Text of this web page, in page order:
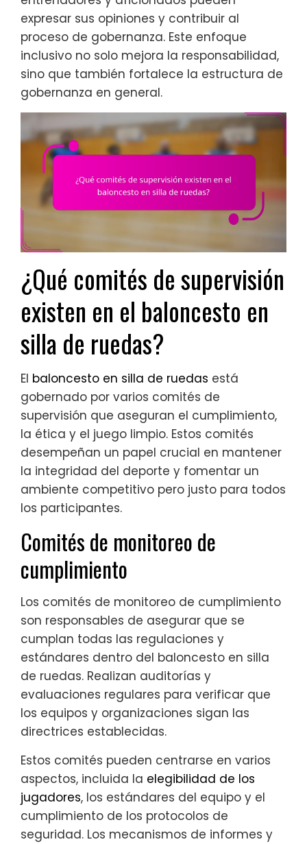
expresar sus opiniones y contribuir al
proceso de gobernanza. Este enfoque
inclusivo no solo mejora la responsabilidad,
sino que también fortalece la estructura de
gobernanza en general.
¿Qué comités de supervisión
existen en el baloncesto en
silla de ruedas?
El baloncesto en silla de ruedas está
gobernado por varios comités de
supervisión que aseguran el cumplimiento,
la ética y el juego limpio. Estos comités
desempeñan un papel crucial en mantener
la integridad del deporte y fomentar un
ambiente competitivo pero justo para todos
los participantes.
Comités de monitoreo de
cumplimiento
Los comités de monitoreo de cumplimiento
son responsables de asegurar que se
cumplan todas las regulaciones y
estándares dentro del baloncesto en silla
de ruedas. Realizan auditorías y
evaluaciones regulares para verificar que
los equipos y organizaciones sigan las
directrices establecidas.
Estos comités pueden centrarse en varios
aspectos, incluida la elegibilidad de los
jugadores, los estándares del equipo y el
cumplimiento de los protocolos de
seguridad. Los mecanismos de informes y